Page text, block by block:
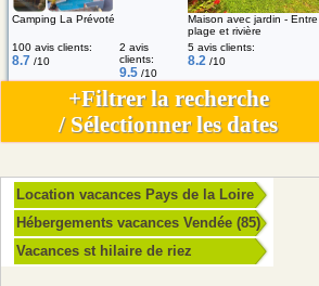
Camping La Prévoté
Maison avec jardin - Entre
plage et rivière
100 avis clients:
8.7 /10
2 avis
clients:
9.5 /10
5 avis clients:
8.2 /10
Location vacances Pays de la Loire
Hébergements vacances Vendée (85)
Vacances st hilaire de riez
+Filtrer la recherche
/ Sélectionner les dates